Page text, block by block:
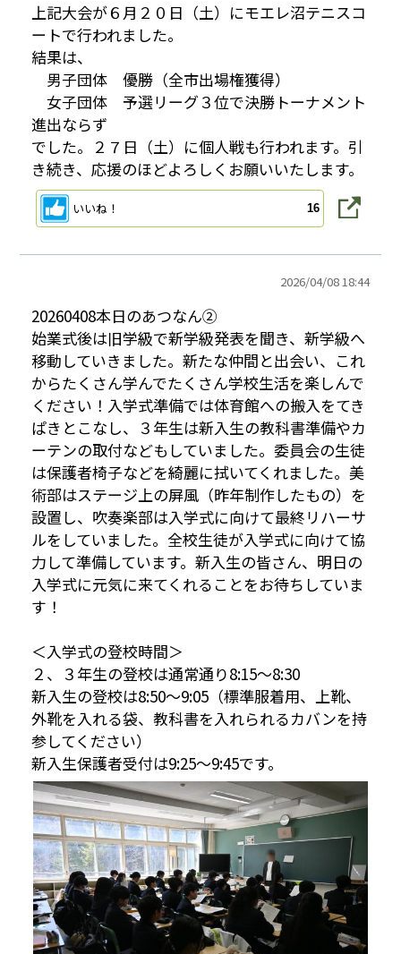
上記大会が６月２０日（土）にモエレ沼テニスコ
ートで行われました。
結果は、
男子団体 優勝（全市出場権獲得）
女子団体 予選リーグ３位で決勝トーナメント
進出ならず
でした。２７日（土）に個人戦も行われます。引
き続き、応援のほどよろしくお願いいたします。
いいね！ 16
2026/04/08 18:44
20260408本日のあつなん②
始業式後は旧学級で新学級発表を聞き、新学級へ
移動していきました。新たな仲間と出会い、これ
からたくさん学んでたくさん学校生活を楽しんで
ください！入学式準備では体育館への搬入をてき
ぱきとこなし、３年生は新入生の教科書準備やカ
ーテンの取付などもしていました。委員会の生徒
は保護者椅子などを綺麗に拭いてくれました。美
術部はステージ上の屏風（昨年制作したもの）を
設置し、吹奏楽部は入学式に向けて最終リハーサ
ルをしていました。全校生徒が入学式に向けて協
力して準備しています。新入生の皆さん、明日の
入学式に元気に来てくれることをお待ちしていま
す！
＜入学式の登校時間＞
２、３年生の登校は通常通り8:15～8:30
新入生の登校は8:50～9:05（標準服着用、上靴、
外靴を入れる袋、教科書を入れられるカバンを持
参してください）
新入生保護者受付は9:25～9:45です。